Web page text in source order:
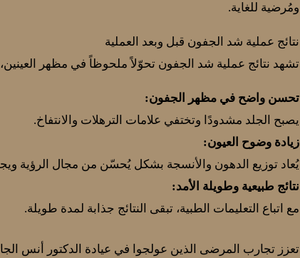
ومُرضية للغاية.
نتائج عملية شد الجفون قبل وبعد العملية
تشهد نتائج عملية شد الجفون تحوّلاً ملحوظاً في مظهر
تحسن واضح في مظهر الجفون:
يصبح الجلد مشدودًا وتختفي علامات الترهلات والانتفاخ.
زيادة وضوح العيون:
يُعاد توزيع الدهون والأنسجة بشكل يُحسّن من مجال الرؤية
نتائج طبيعية وطويلة الأمد:
مع اتباع التعليمات الطبية، تبقى النتائج جذابة لمدة طويلة.
تعزز تجارب المرضى الذين عولجوا في عيادة الدكتور أنس